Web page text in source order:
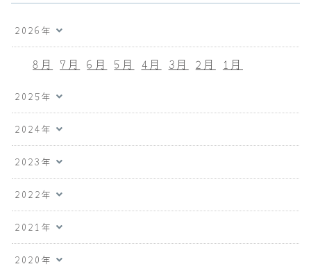
2026年
8月 7月 6月 5月 4月 3月 2月 1月
2025年
2024年
2023年
2022年
2021年
2020年